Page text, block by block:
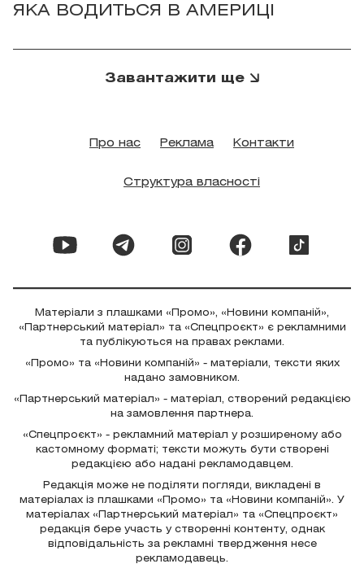
ЯКА ВОДИТЬСЯ В АМЕРИЦІ
Завантажити ще
Про нас Реклама Контакти
Структура власності
Матеріали з плашками «Промо», «Новини компаній»,
«Партнерський матеріал» та «Спецпроєкт» є рекламними
та публікуються на правах реклами.
«Промо» та «Новини компаній» - матеріали, тексти яких
надано замовником.
«Партнерський матеріал» - матеріал, створений редакцією
на замовлення партнера.
«Спецпроєкт» - рекламний матеріал у розширеному або
кастомному форматі; тексти можуть бути створені
редакцією або надані рекламодавцем.
Редакція може не поділяти погляди, викладені в
матеріалах із плашками «Промо» та «Новини компаній». У
матеріалах «Партнерський матеріал» та «Спецпроєкт»
редакція бере участь у створенні контенту, однак
відповідальність за рекламні твердження несе
рекламодавець.